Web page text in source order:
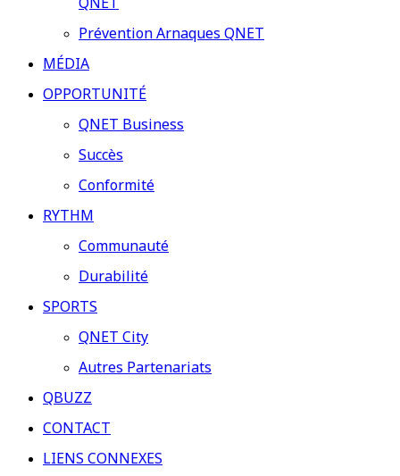
Prévention Arnaques QNET
MÉDIA
OPPORTUNITÉ
QNET Business
Succès
Conformité
RYTHM
Communauté
Durabilité
SPORTS
QNET City
Autres Partenariats
QBUZZ
CONTACT
LIENS CONNEXES